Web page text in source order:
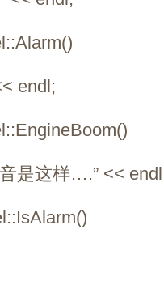
endl;
是这样….” <<